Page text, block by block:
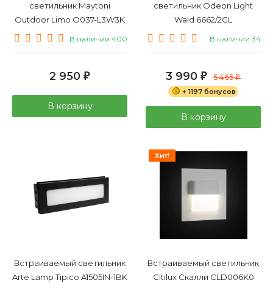
светильник Maytoni
Outdoor Limo O037-L3W3K
В наличии 400
2 950 ₽
В корзину
светильник Odeon Light
Wald 6662/2GL
В наличии 34
3 990 ₽ 5 465₽
+ 1197 бонусов
В корзину
Встраиваемый светильник
Arte Lamp Tipico A1505IN-1BK
Хит!
Встраиваемый светильник
Citilux Скалли CLD006K0